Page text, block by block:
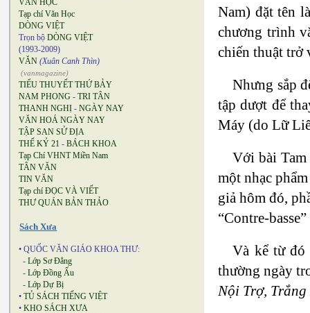
VĂN HỌC
Tạp chí Văn Học
DÒNG VIỆT
Trọn bộ DÒNG VIỆT
(1993-2009)
VĂN (Xuân Canh Thìn)
(vanmagazine)
TIỂU THUYẾT THỨ BẢY
NAM PHONG - TRI TÂN
THANH NGHỊ - NGÀY NAY
VĂN HOÁ NGÀY NAY
TẬP SAN SỬ ĐỊA
THẾ KỶ 21 - BÁCH KHOA
Tạp Chí VHNT Miền Nam
TÂN VĂN
TIN VĂN
Tạp chí ĐỌC VÀ VIẾT
THƯ QUÁN BẢN THẢO
Sách Xưa
• QUỐC VĂN GIÁO KHOA THƯ:
- Lớp Sơ Đẳng
- Lớp Đồng Ấu
- Lớp Dự Bị
• TỦ SÁCH TIẾNG VIỆT
• KHO SÁCH XƯA
Nam) đặt tên
chương trình
chiến thuật trở
Nhưng sắp
tập dượt để
Máy (do Lữ
Với bài Tam
một nhạc
giả hôm đó,
“Contre-
Và kể từ đó
thường ngày
Nội Trợ,